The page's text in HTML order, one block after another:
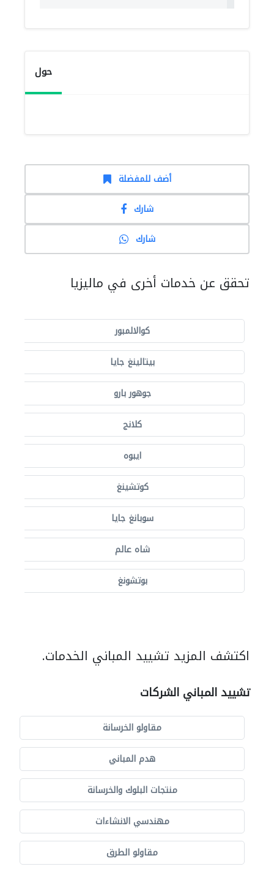
حول
أضف للمفضلة
شارك
شارك
تحقق عن خدمات أخرى في ماليزيا
كوالالمبور
بيتالينغ جايا
جوهور بارو
كلانج
ايبوه
كوتشينغ
سوبانغ جايا
شاه عالم
بوتشونغ
اكتشف المزيد تشييد المباني الخدمات.
تشييد المباني الشركات
مقاولو الخرسانة
هدم المباني
منتجات البلوك والخرسانة
مهندسي الانشاءات
مقاولو الطرق